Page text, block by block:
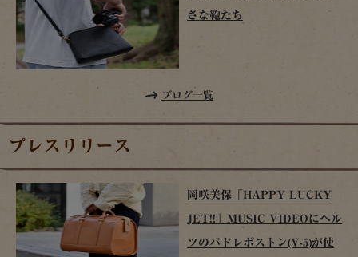
さな鞄たち
ブログ一覧
プレスリリース
岡咲美保「HAPPY LUCKY
JET!!」MUSIC VIDEOにヘル
ツのパドレボストン(V-5)が使